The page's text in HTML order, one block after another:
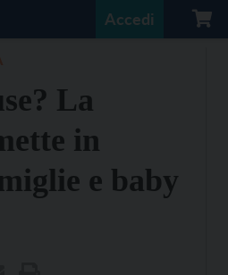
Accedi
La
in
e baby